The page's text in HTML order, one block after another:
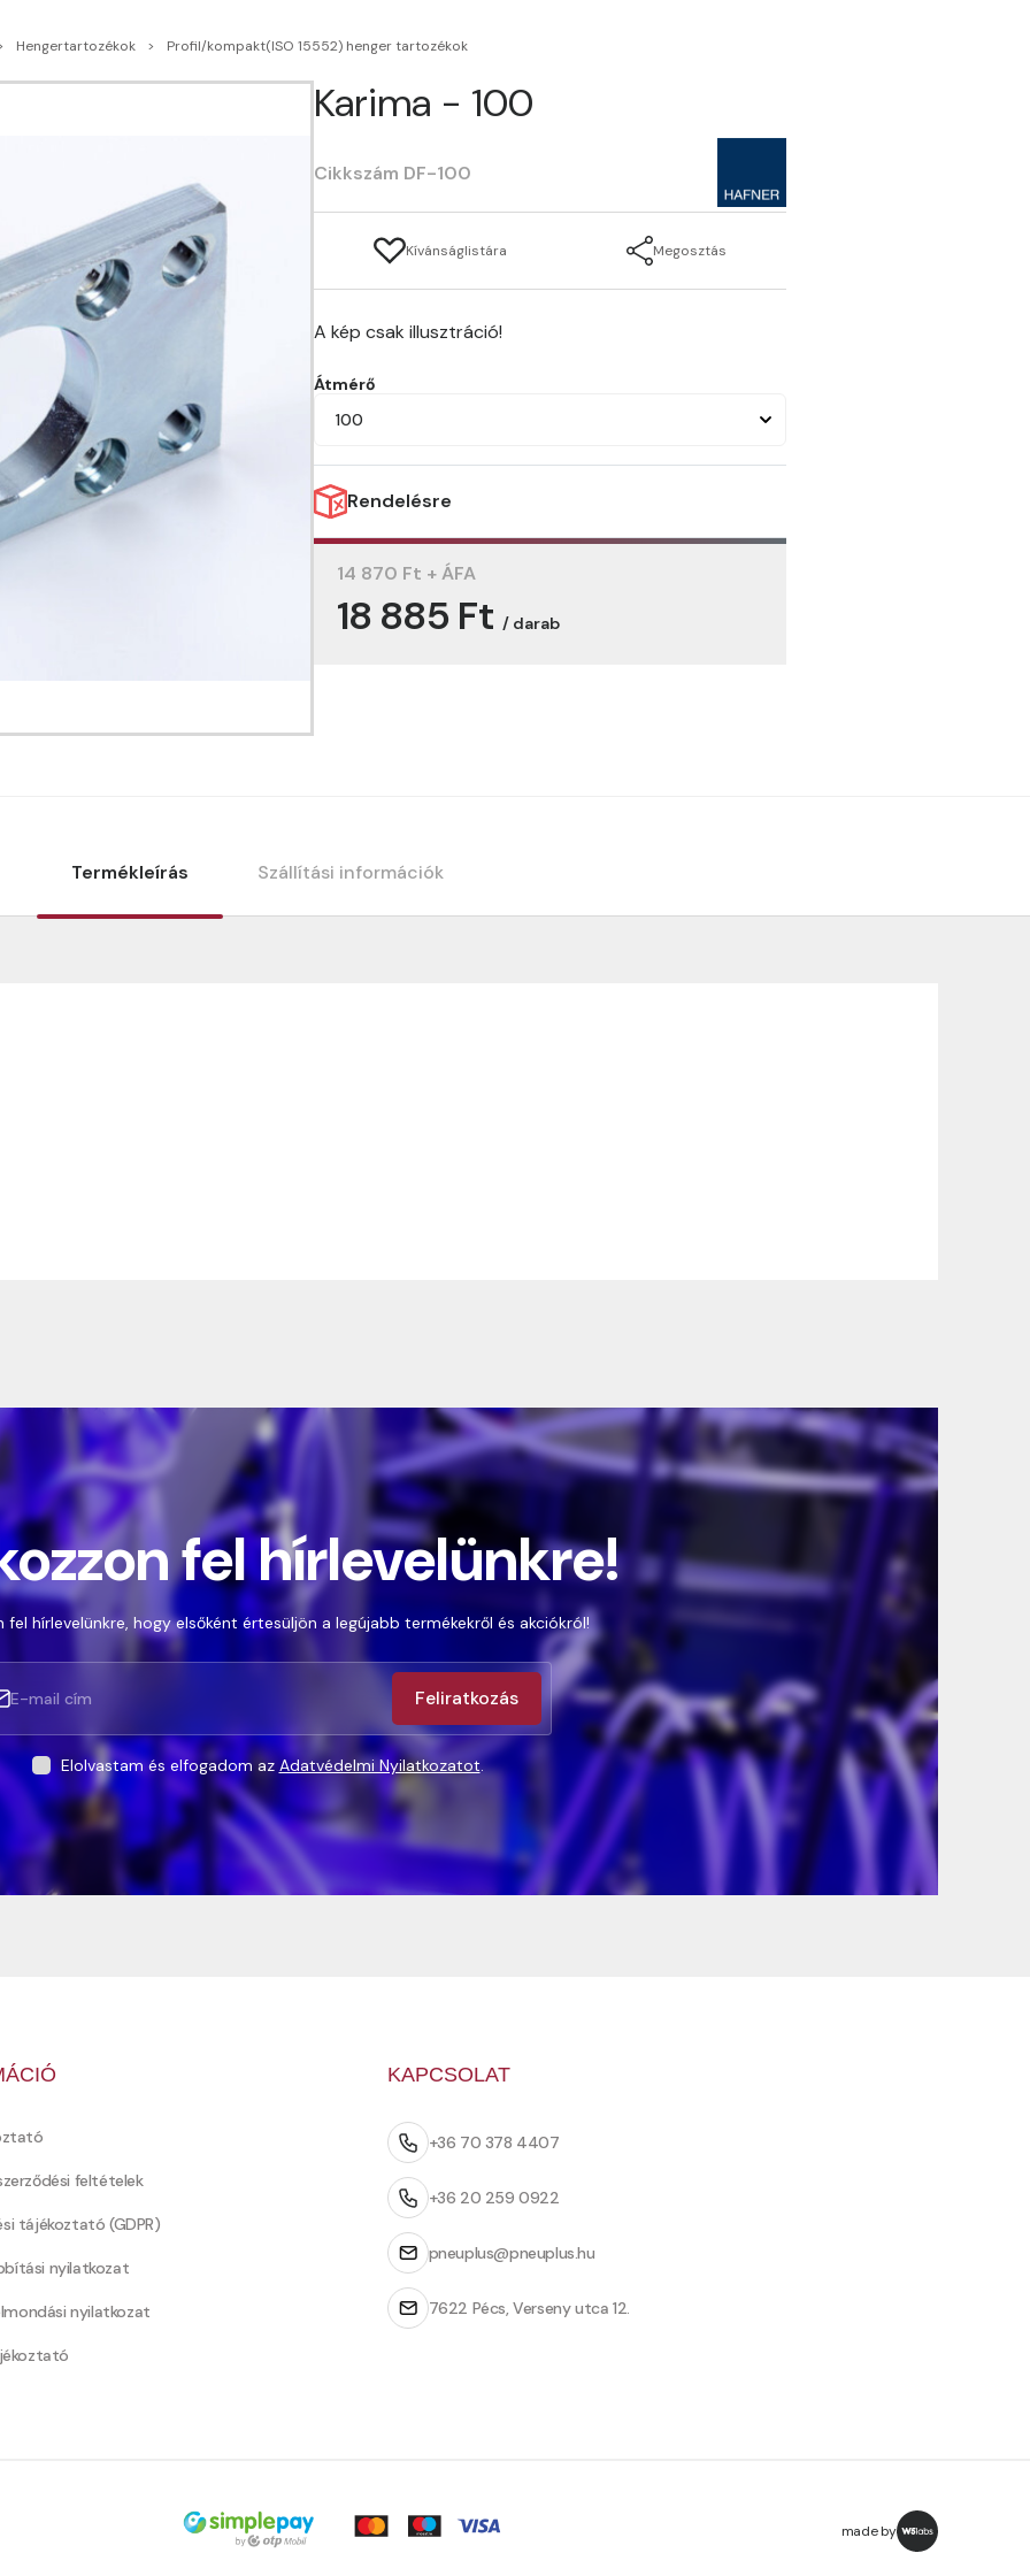
Hengertartozékok Profil/kompakt(ISO 15552) henger tartozékok
Karima - 100
Cikkszám DF-100
Kívánságlistára Megosztás
A kép csak illusztráció!
Átmérő
100
Rendelésre
14 870 Ft + ÁFA
18 885 Ft / darab
Termékleírás Szállítási információk
vásárlásaitokhoz. Az alábbiakban megtaláljátok szállítási információinkat, hogy a
történhessen.
fel hírlevelünkre!
fel hírlevelünkre, hogy elsőként értesüljön a legújabb termékekről és akciókról!
Feliratkozás
Elolvastam és elfogadom azAdatvédelmi Nyilatkozatot.
feltételek
tájékoztató (GDPR)
nyilatkozat
nyilatkozat
KAPCSOLAT
+36 70 378 4407
+36 20 259 0922
pneuplus@pneuplus.hu
7622 Pécs, Verseny utca 12.
made by